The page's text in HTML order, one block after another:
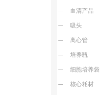
血清产品
吸头
离心管
培养瓶
细胞培养袋
核心耗材